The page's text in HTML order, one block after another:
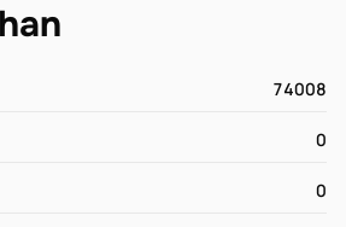
74008
0
0